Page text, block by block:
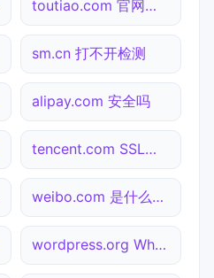
toutiao.com 官网入口
sm.cn 打不开检测
alipay.com 安全吗
tencent.com SSL检测
weibo.com 是什么网站
wordpress.org Whois查询